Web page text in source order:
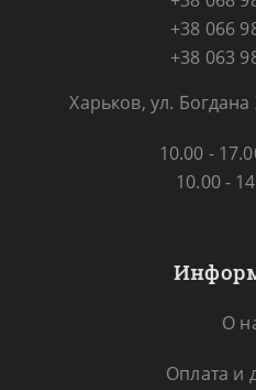
+38 066
+38 063
Харьков, ул.
10.00 -
10.00 -
О
Оплата и